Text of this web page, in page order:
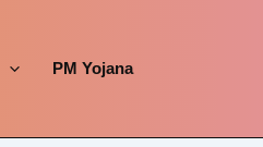
PM Yojana